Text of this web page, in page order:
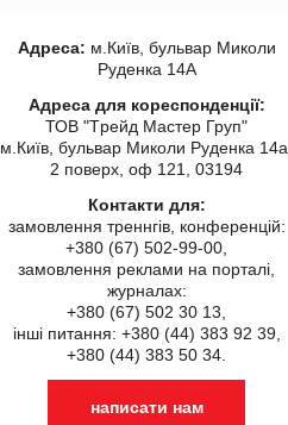
Адреса: м.Київ, бульвар Миколи
Руденка 14А
Адреса для кореспонденції:
ТОВ "Tрейд Мастер Груп"
м.Київ, бульвар Миколи Руденка 14а,
2 поверх, оф 121, 03194
Контакти для:
замовлення треннгів, конференцій:
+380 (67) 502-99-00,
замовлення реклами на порталі,
журналах:
+380 (67) 502 30 13,
інші питання: +380 (44) 383 92 39,
+380 (44) 383 50 34.
написати нам